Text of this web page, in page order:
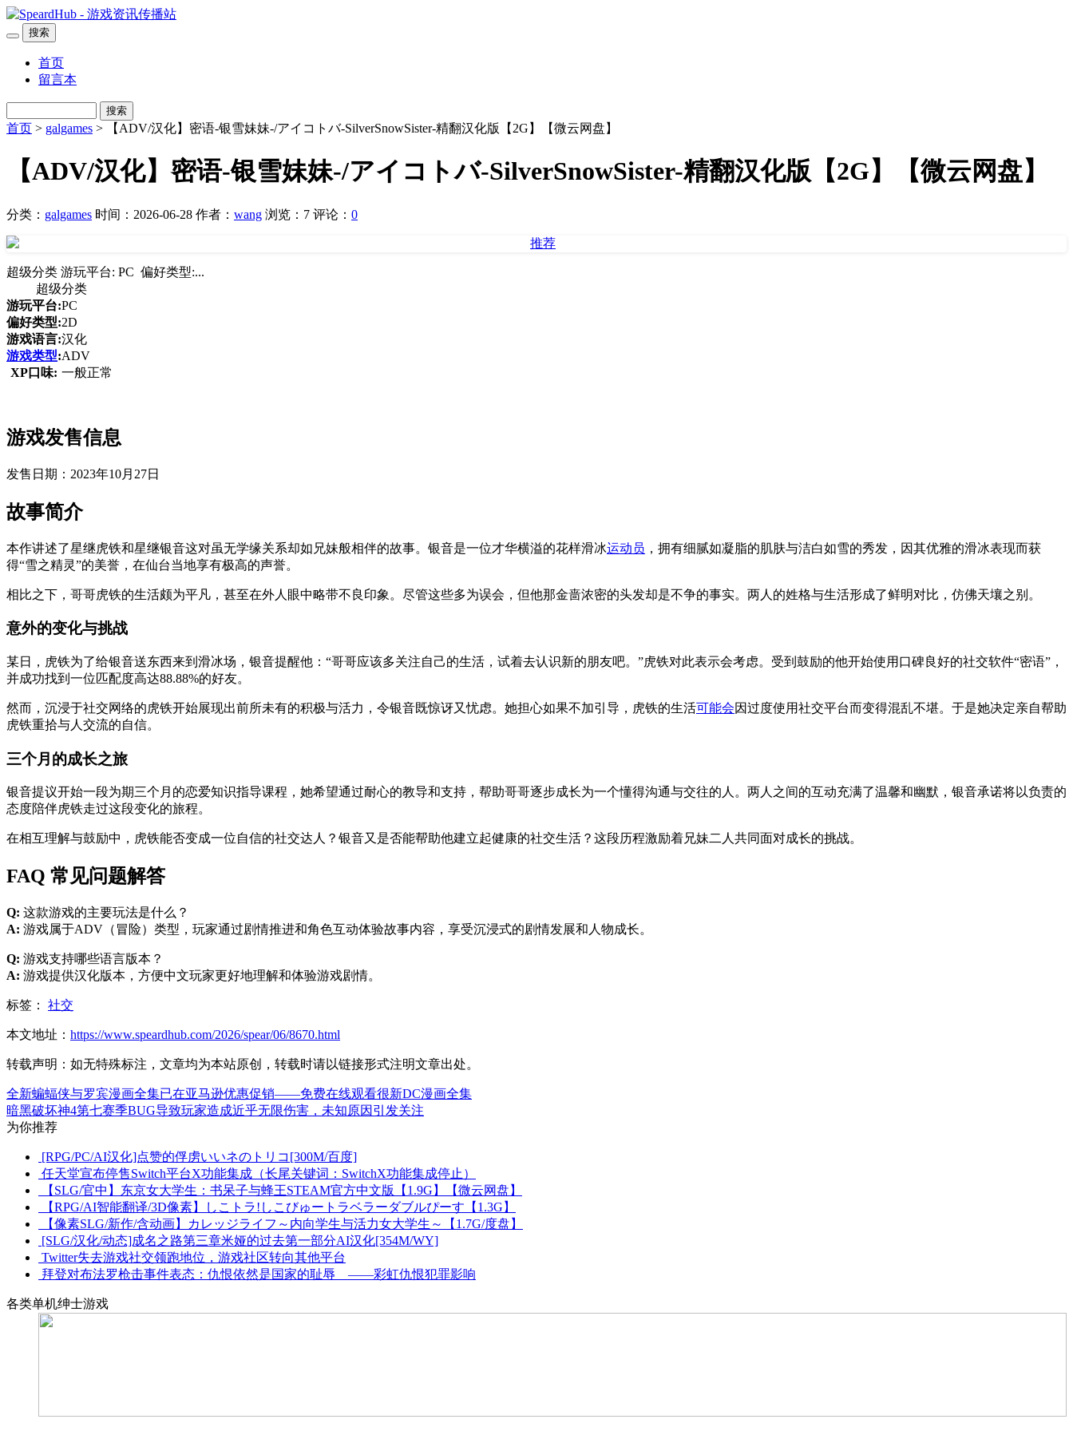
搜索
首页
留言本
搜索
首页 > galgames > 【ADV/汉化】密语-银雪妹妹-/アイコトバ-SilverSnowSister-精翻汉化版【2G】【微云网盘】
【ADV/汉化】密语-银雪妹妹-/アイコトバ-SilverSnowSister-精翻汉化版【2G】【微云网盘】
分类： galgames 时间：2026-06-28 作者： wang 浏览：7 评论： 0
超级分类 游玩平台: PC 偏好类型:...
超级分类
游玩平台:PC
偏好类型:2D
游戏语言:汉化
游戏类型:ADV
XP口味: 一般正常
游戏发售信息
发售日期：2023年10月27日
故事简介
本作讲述了星继虎铁和星继银音这对虽无学缘关系却如兄妹般相伴的故事。银音是一位才华横溢的花样滑冰运动员 ，拥有细腻如凝脂的肌肤与洁白如雪的秀发，因其优雅的滑冰表现而获
得“雪之精灵”的美誉，在仙台当地享有极高的声誉。
相比之下，哥哥虎铁的生活颇为平凡，甚至在外人眼中略带不良印象。尽管这些多为误会，但他那金啬浓密的头发却是不争的事实。两人的姓格与生活形成了鲜明对比，仿佛天壤之别。
意外的变化与挑战
某日，虎铁为了给银音送东西来到滑冰场，银音提醒他：“哥哥应该多关注自己的生活，试着去认识新的朋友吧。”虎铁对此表示会考虑。受到鼓励的他开始使用口碑良好的社交软件“密语”，
并成功找到一位匹配度高达88.88%的好友。
然而，沉浸于社交网络的虎铁开始展现出前所未有的积极与活力，令银音既惊讶又忧虑。她担心如果不加引导，虎铁的生活可能会因过度使用社交平台而变得混乱不堪。于是她决定亲自帮助
虎铁重拾与人交流的自信。
三个月的成长之旅
银音提议开始一段为期三个月的恋爱知识指导课程，她希望通过耐心的教导和支持，帮助哥哥逐步成长为一个懂得沟通与交往的人。两人之间的互动充满了温馨和幽默，银音承诺将以负责的
态度陪伴虎铁走过这段变化的旅程。
在相互理解与鼓励中，虎铁能否变成一位自信的社交达人？银音又是否能帮助他建立起健康的社交生活？这段历程激励着兄妹二人共同面对成长的挑战。
FAQ 常见问题解答
Q: 这款游戏的主要玩法是什么？
A: 游戏属于ADV（冒险）类型，玩家通过剧情推进和角色互动体验故事内容，享受沉浸式的剧情发展和人物成长。
Q: 游戏支持哪些语言版本？
A: 游戏提供汉化版本，方便中文玩家更好地理解和体验游戏剧情。
标签： 社交
本文地址： https://www.speardhub.com/2026/spear/06/8670.html
转载声明： 如无特殊标注，文章均为本站原创，转载时请以链接形式注明文章出处。
全新蝙蝠侠与罗宾漫画全集已在亚马逊优惠促销——免费在线观看很新DC漫画全集
暗黑破坏神4第七赛季BUG导致玩家造成近乎无限伤害，未知原因引发关注
为你推荐
[RPG/PC/AI汉化]点赞的俘虏いいネのトリコ[300M/百度]
任天堂宣布停售Switch平台X功能集成（长尾关键词：SwitchX功能集成停止）
【SLG/官中】东京女大学生：书呆子与蜂王STEAM官方中文版【1.9G】【微云网盘】
【RPG/AI智能翻译/3D像素】しこトラ!しこびゅートラベラーダブルぴーす【1.3G】
【像素SLG/新作/含动画】カレッジライフ～内向学生与活力女大学生～【1.7G/度盘】
[SLG/汉化/动态]成名之路第三章米娅的过去第一部分AI汉化[354M/WY]
Twitter失去游戏社交领跑地位，游戏社区转向其他平台
拜登对布法罗枪击事件表态：仇恨依然是国家的耻辱 ——彩虹仇恨犯罪影响
各类单机绅士游戏